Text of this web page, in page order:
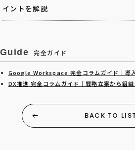
イントを解説
Guide 完全ガイド
Google Workspace 完全コラムガイド｜導
DX推進 完全コラムガイド｜戦略立案から組
BACK TO LIST